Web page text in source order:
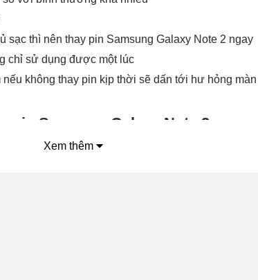
sạc thì nên thay pin Samsung Galaxy Note 2 ngay
chỉ sử dụng được một lúc
không thay pin kịp thời sẽ dấn tới hư hỏng
pin Samsung Galaxy Note 2
Xem thêm